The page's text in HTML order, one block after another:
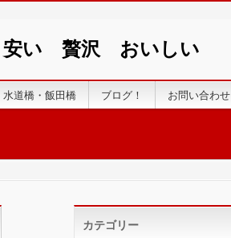
安い 贅沢 おいしい
道橋・飯田橋 ブログ！ お問い合わせ
カテゴリー